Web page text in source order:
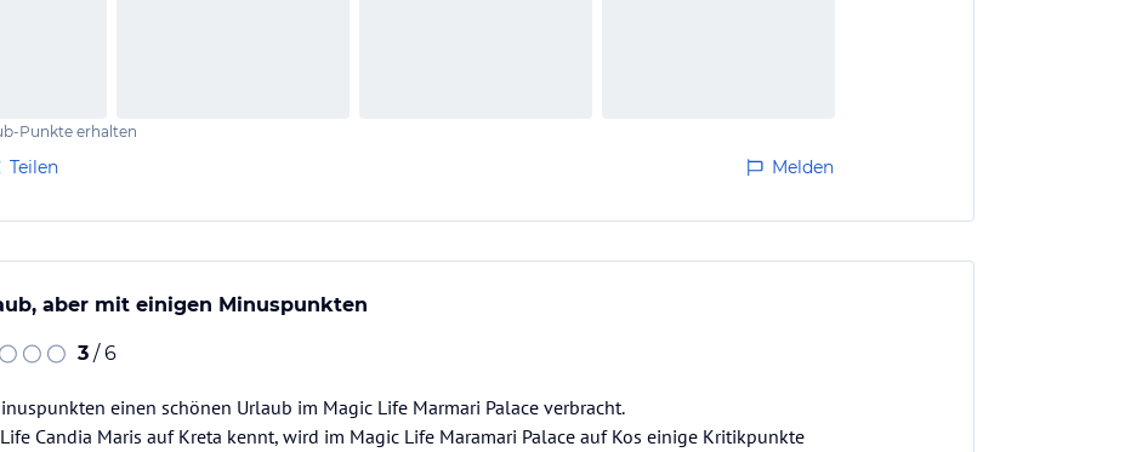
Punkte erhalten
Teilen Melden
aber mit einigen Minuspunkten
3 / 6
einen schönen Urlaub im Magic Life Marmari Palace verbracht.
Candia Maris auf Kreta kennt, wird im Magic Life Maramari Palace auf Kos einige Kritikpunkte